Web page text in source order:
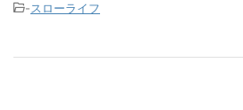
-スローライフ